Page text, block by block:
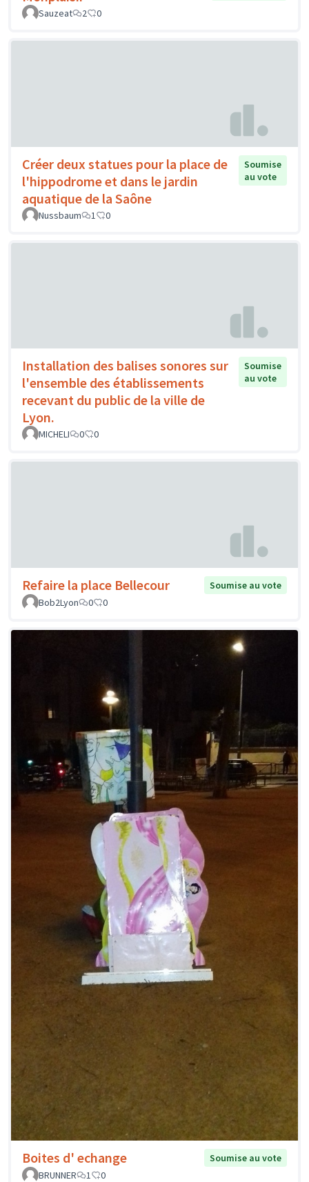
Sauzeat 2 0
Créer deux statues pour la place de
l'hippodrome et dans le jardin
aquatique de la Saône
Soumise
au vote
Nussbaum 1 0
Installation des balises sonores sur
l'ensemble des établissements
recevant du public de la ville de
Lyon.
Soumise
au vote
MICHELI 0 0
Refaire la place Bellecour
Soumise au vote
Bob2Lyon
0 0
Boites d' echange
Soumise au vote
BRUNNER
1 0